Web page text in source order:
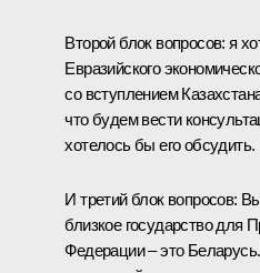
Второй блок вопросов: я
Евразийского
со вступлением
что будем вести
хотелось бы его обсудить.
И третий блок вопросов:
близкое государство для
Федерации – это